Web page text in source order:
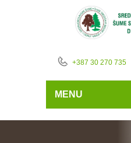
+387 30 270 735
MENU